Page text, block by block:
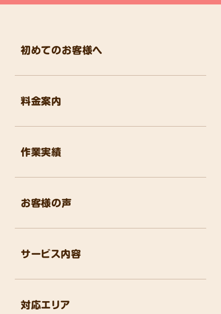
初めてのお客様へ
料金案内
作業実績
お客様の声
サービス内容
対応エリア